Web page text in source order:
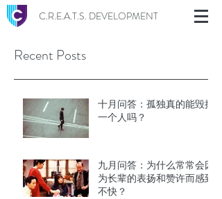
C.R.E.A.T.S. DEVELOPMENT
Recent Posts
十月问答：孤独真的能毁掉
一个人吗？
九月问答：为什么常常会因
为长辈的表扬和赞许而感到
不快？